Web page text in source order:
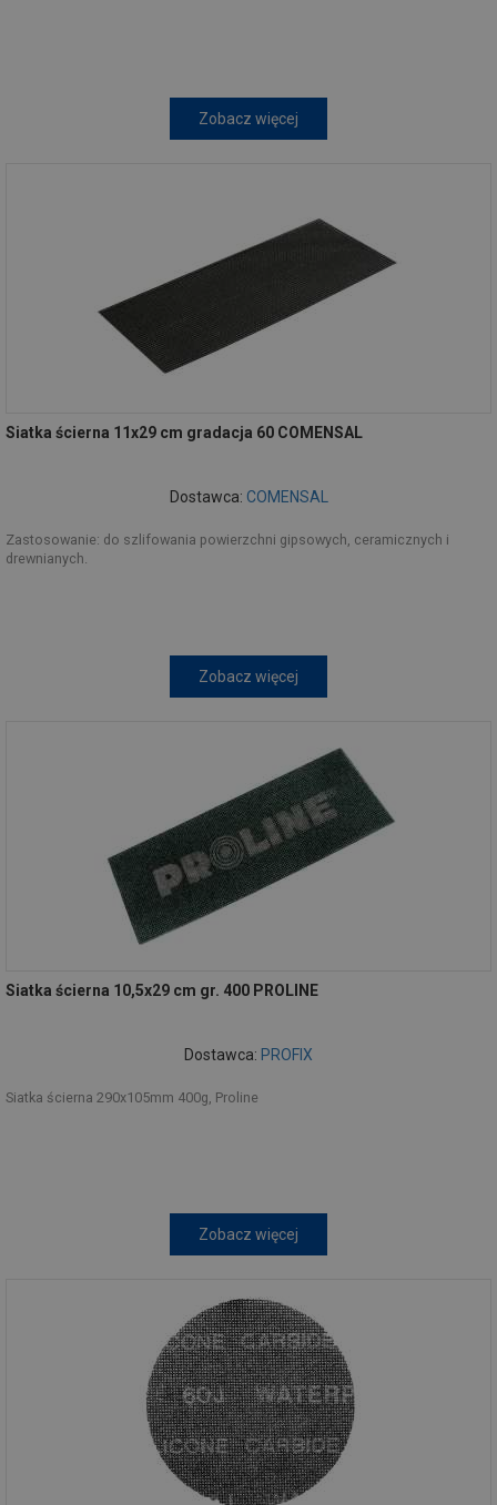
Zobacz więcej
Siatka ścierna 11x29 cm gradacja 60 COMENSAL
Dostawca: COMENSAL
Zastosowanie: do szlifowania powierzchni gipsowych, ceramicznych i
drewnianych.
Zobacz więcej
Siatka ścierna 10,5x29 cm gr. 400 PROLINE
Dostawca: PROFIX
Siatka ścierna 290x105mm 400g, Proline
Zobacz więcej